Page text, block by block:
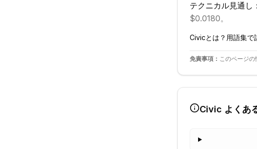
テクニカル見通し：
$0.0180。
Civicとは？用語集
免責事項： このページの
Civic よくあ